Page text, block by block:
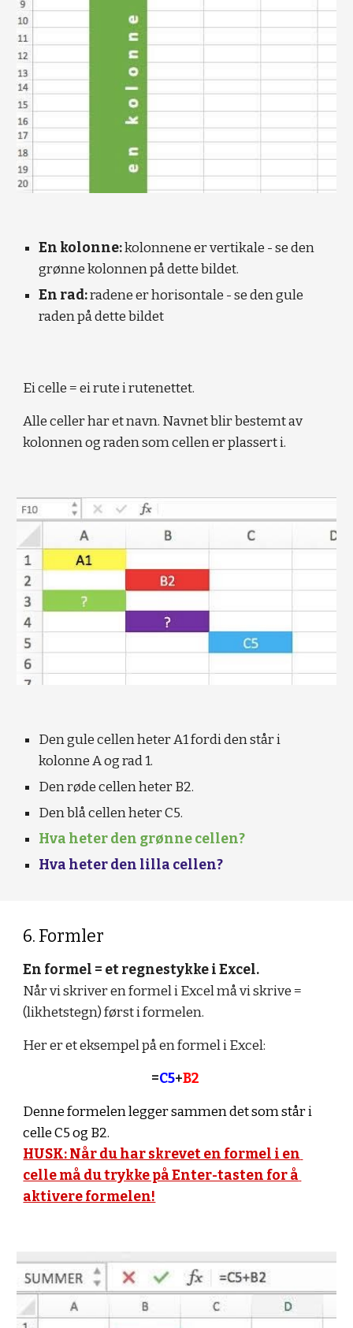
En kolonne: kolonnene er vertikale - se den
grønne kolonnen på dette bildet.
En rad: radene er horisontale - se den gule
raden på dette bildet
Ei celle = ei rute i rutenettet.
Alle celler har et navn. Navnet blir bestemt av
kolonnen og raden som cellen er plassert i.
Den gule cellen heter A1 fordi den står i
kolonne A og rad 1.
Den røde cellen heter B2.
Den blå cellen heter C5.
Hva heter den grønne cellen?
Hva heter den lilla cellen?
6. Formler
En formel = et regnestykke i Excel.
Når vi skriver en formel i Excel må vi skrive =
(likhetstegn) først i formelen.
Her er et eksempel på en formel i Excel:
=C5+B2
Denne formelen legger sammen det som står i
celle C5 og B2.
HUSK: Når du har skrevet en formel i en
celle må du trykke på Enter-tasten for å
aktivere formelen!